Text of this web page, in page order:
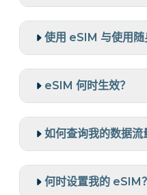
使用 eSIM 与使用随
eSIM 何时生效？
如何查询我的数据流
何时设置我的 eSIM？